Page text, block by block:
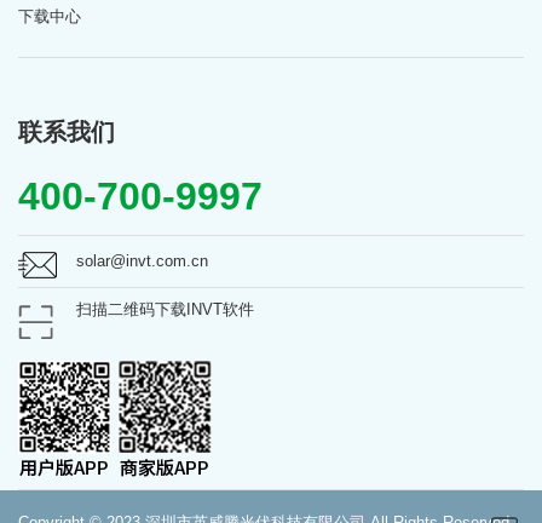
下载中心
联系我们
400-700-9997
solar@invt.com.cn
扫描二维码下载INVT软件